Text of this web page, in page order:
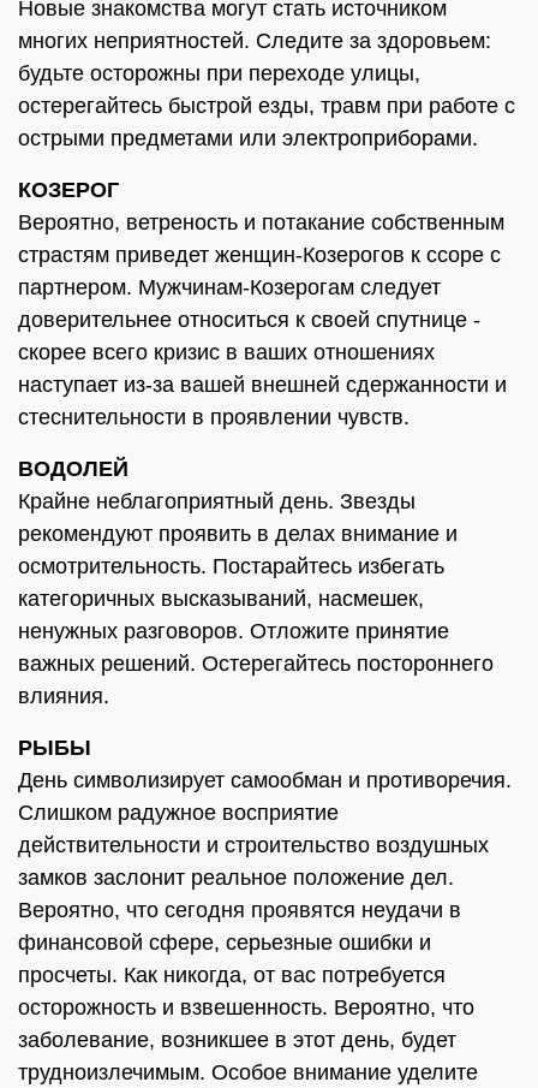
Новые знакомства могут стать источником
многих неприятностей. Следите за здоровьем:
будьте осторожны при переходе улицы,
остерегайтесь быстрой езды, травм при работе с
острыми предметами или электроприборами.
КОЗЕРОГ
Вероятно, ветреность и потакание собственным
страстям приведет женщин-Козерогов к ссоре с
партнером. Мужчинам-Козерогам следует
доверительнее относиться к своей спутнице -
скорее всего кризис в ваших отношениях
наступает из-за вашей внешней сдержанности и
стеснительности в проявлении чувств.
ВОДОЛЕЙ
Крайне неблагоприятный день. Звезды
рекомендуют проявить в делах внимание и
осмотрительность. Постарайтесь избегать
категоричных высказываний, насмешек,
ненужных разговоров. Отложите принятие
важных решений. Остерегайтесь постороннего
влияния.
РЫБЫ
День символизирует самообман и противоречия.
Слишком радужное восприятие
действительности и строительство воздушных
замков заслонит реальное положение дел.
Вероятно, что сегодня проявятся неудачи в
финансовой сфере, серьезные ошибки и
просчеты. Как никогда, от вас потребуется
осторожность и взвешенность. Вероятно, что
заболевание, возникшее в этот день, будет
трудноизлечимым. Особое внимание уделите